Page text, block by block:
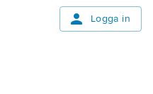
Logga in